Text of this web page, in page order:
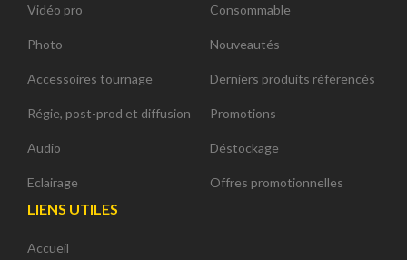
Vidéo pro
Photo
Accessoires tournage
Régie, post-prod et diffusion
Audio
Eclairage
Consommable
Nouveautés
Derniers produits référencés
Promotions
Déstockage
Offres promotionnelles
LIENS UTILES
Accueil